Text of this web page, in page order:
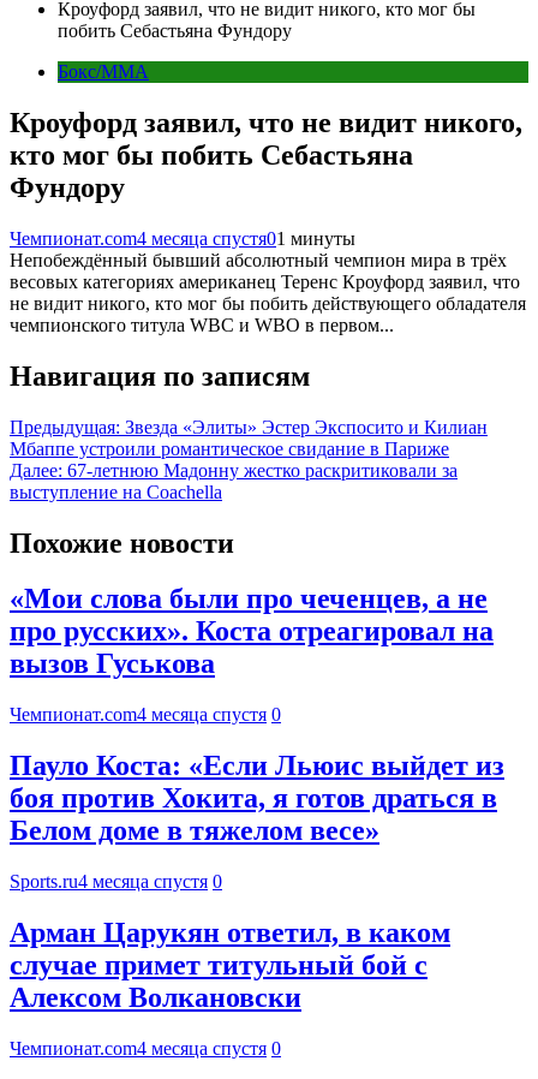
Кроуфорд заявил, что не видит никого, кто мог бы
побить Себастьяна Фундору
Бокс/MMA
Кроуфорд заявил, что не видит никого,
кто мог бы побить Себастьяна
Фундору
Чемпионат.com4 месяца спустя01 минуты
Непобеждённый бывший абсолютный чемпион мира в трёх
весовых категориях американец Теренс Кроуфорд заявил, что
не видит никого, кто мог бы побить действующего обладателя
чемпионского титула WBC и WBO в первом...
Навигация по записям
Предыдущая: Звезда «Элиты» Эстер Экспосито и Килиан
Мбаппе устроили романтическое свидание в Париже
Далее: 67-летнюю Мадонну жестко раскритиковали за
выступление на Coachella
Похожие новости
«Мои слова были про чеченцев, а не
про русских». Коста отреагировал на
вызов Гуськова
Чемпионат.com4 месяца спустя 0
Пауло Коста: «Если Льюис выйдет из
боя против Хокита, я готов драться в
Белом доме в тяжелом весе»
Sports.ru4 месяца спустя 0
Арман Царукян ответил, в каком
случае примет титульный бой с
Алексом Волкановски
Чемпионат.com4 месяца спустя 0